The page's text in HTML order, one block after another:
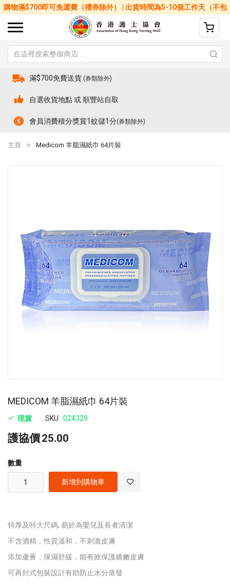
購物滿$700即可免運費（禮券除外） | 出貨時間為5-10個工作天（不包
括星期六、日及公眾假期）
滿$700免費送貨 (券類除外)
自選收貨地點 或 順豐站自取
會員消費積分獎賞1蚊儲1分(券類除外)
主頁 Medicom 羊脂濕紙巾 64片裝
MEDICOM 羊脂濕紙巾 64片裝
現貨 SKU 024329
護協價25.00
數量
新增到購物車
特厚及特大尺碼, 易於為嬰兒及長者清潔
不含酒精，性質溫和，不刺激皮膚
添加蘆薈，保濕舒緩，能有效保護嬌嫩皮膚
可再封式包裝設計有助防止水分蒸發
images
gallery